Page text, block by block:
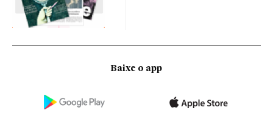
Baixe o app